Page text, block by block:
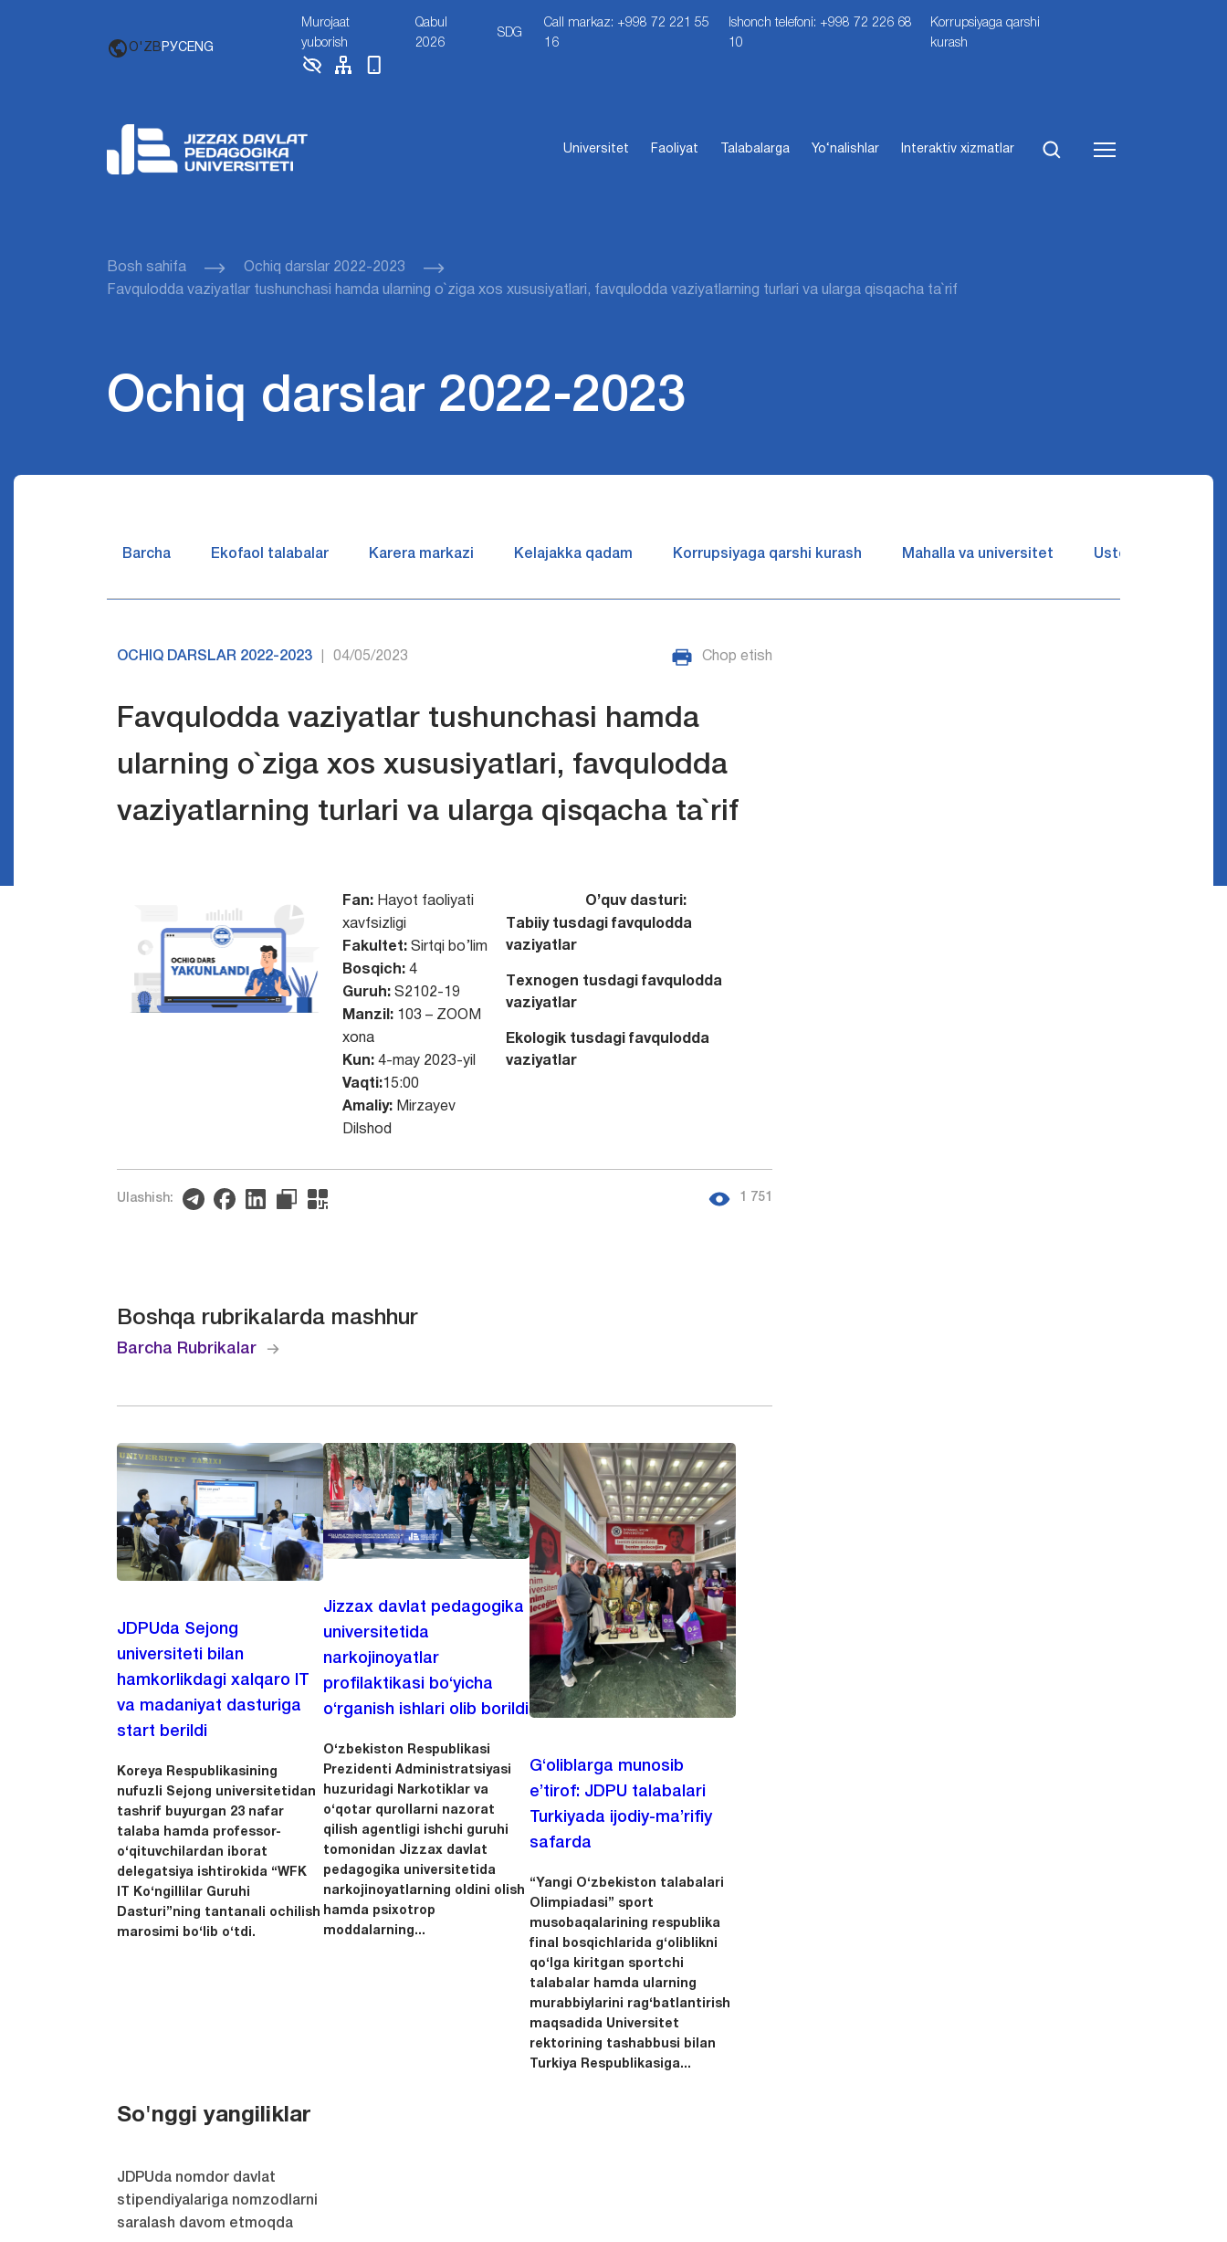
O'ZB РУСENG
Murojaat
yuborish
Qabul
2026
SDG
Call markaz: +998 72 221 55
16
Ishonch telefoni: +998 72 226 68
10
Korrupsiyaga qarshi
kurash
Universitet Faoliyat Talabalarga Yo‘nalishlar Interaktiv xizmatlar
Bosh sahifa
Ochiq darslar 2022-2023
Favqulodda vaziyatlar tushunchasi hamda ularning o`ziga xos xususiyatlari, favqulodda vaziyatlarning turlari va ularga qisqacha ta`rif
Ochiq darslar 2022-2023
Barcha Ekofaol talabalar Karera markazi Kelajakka qadam Korrupsiyaga qarshi kurash Mahalla va universitet Ustozlar suhbatin
OCHIQ DARSLAR 2022-2023 04/05/2023 Chop etish
Favqulodda vaziyatlar tushunchasi hamda
ularning o`ziga xos xususiyatlari, favqulodda
vaziyatlarning turlari va ularga qisqacha ta`rif
Fan: Hayot faoliyati
xavfsizligi
Fakultet:Sirtqi bo’lim
Bosqich:4
Guruh:S2102-19
Manzil:103 – ZOOM
xona
Kun: 4-may 2023-yil
Vaqti:15:00
Amaliy:Mirzayev
Dilshod
O’quv dasturi:
Тabiiy tusdagi favqulodda
vaziyatlar
Тexnogen tusdagi favqulodda
vaziyatlar
Ekologik tusdagi favqulodda
vaziyatlar
Ulashish: 1 751
Boshqa rubrikalarda mashhur
Barcha Rubrikalar
JDPUda Sejong
universiteti bilan
hamkorlikdagi xalqaro IT
va madaniyat dasturiga
start berildi
Koreya Respublikasining
nufuzli Sejong universitetidan
tashrif buyurgan 23 nafar
talaba hamda professor-
o‘qituvchilardan iborat
delegatsiya ishtirokida “WFK
IT Ko‘ngillilar Guruhi
Dasturi”ning tantanali ochilish
marosimi bo‘lib o‘tdi.
Jizzax davlat pedagogika
universitetida
narkojinoyatlar
profilaktikasi bo‘yicha
o‘rganish ishlari olib borildi
O‘zbekiston Respublikasi
Prezidenti Administratsiyasi
huzuridagi Narkotiklar va
o‘qotar qurollarni nazorat
qilish agentligi ishchi guruhi
tomonidan Jizzax davlat
pedagogika universitetida
narkojinoyatlarning oldini olish
hamda psixotrop
moddalarning...
G‘oliblarga munosib
e’tirof: JDPU talabalari
Turkiyada ijodiy-ma’rifiy
safarda
“Yangi O‘zbekiston talabalari
Olimpiadasi” sport
musobaqalarining respublika
final bosqichlarida g‘oliblikni
qo‘lga kiritgan sportchi
talabalar hamda ularning
murabbiylarini rag‘batlantirish
maqsadida Universitet
rektorining tashabbusi bilan
Turkiya Respublikasiga...
So'nggi yangiliklar
JDPUda nomdor davlat
stipendiyalariga nomzodlarni
saralash davom etmoqda